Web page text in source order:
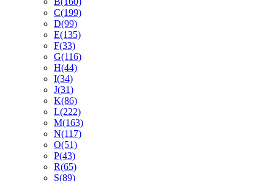
C(199)
D(99)
E(135)
F(33)
G(116)
H(44)
I(34)
J(31)
K(86)
L(222)
M(163)
N(117)
O(51)
P(43)
R(65)
S(89)